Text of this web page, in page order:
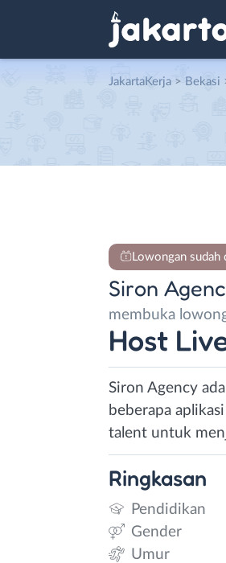
JakartaKerja > Bekasi
Lowongan sudah
Siron
membuka
Host
Siron Agency
beberapa
talent untuk
Ringkasan
Pendidikan
Gender
Umur